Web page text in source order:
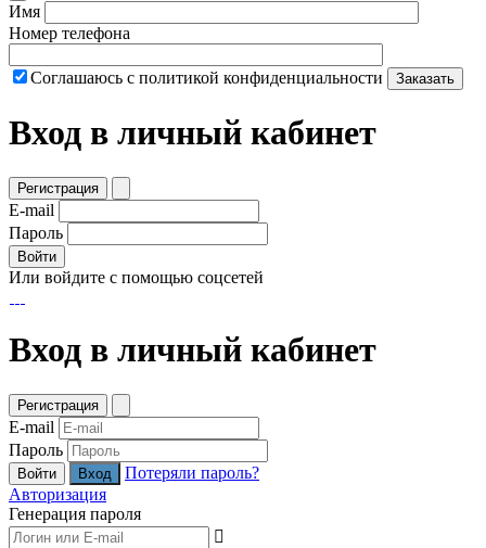
Имя
Номер телефона
Соглашаюсь с политикой конфиденциальности Заказать
Вход в личный кабинет
Регистрация
E-mail
Пароль
Войти
Или войдите с помощью соцсетей
Вход в личный кабинет
Регистрация
E-mail
Пароль
Войти
Потеряли пароль?
Авторизация
Генерация пароля